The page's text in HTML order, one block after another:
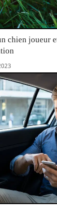
chien joueur